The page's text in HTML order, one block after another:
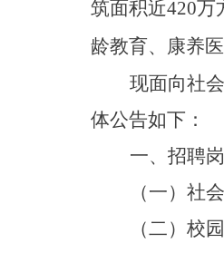
筑面积近420万
龄教育、康养
现面向社
体公告如下：
一、招聘
（一）社
（二）校